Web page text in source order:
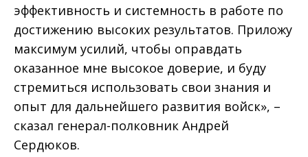
эффективность и системность в работе по
достижению высоких результатов. Приложу
максимум усилий, чтобы оправдать
оказанное мне высокое доверие, и буду
стремиться использовать свои знания и
опыт для дальнейшего развития войск», –
сказал генерал-полковник Андрей
Сердюков.